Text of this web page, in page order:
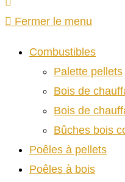
Fermer le menu
Combustibles
Palette pellets
Bois de
Bois de
Bûches bois
Poêles à pellets
Poêles à bois